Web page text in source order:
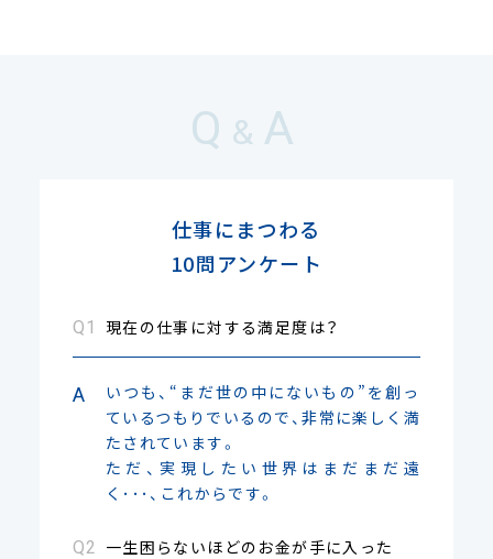
Q & A
仕事にまつわる
10問アンケート
現在の仕事に対する満足度は？
いつも、“まだ世の中にないもの”を創っ
ているつもりでいるので、非常に楽しく満
たされています。
ただ、実現したい世界はまだまだ遠
く･･･、これからです。
一生困らないほどのお金が手に入った